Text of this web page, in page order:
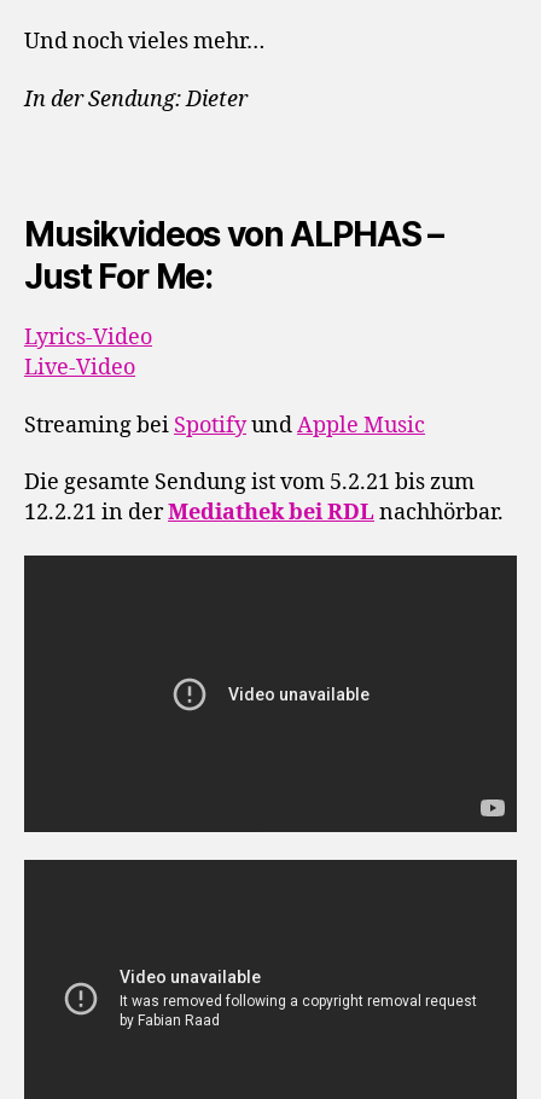
Und noch vieles mehr…
In der Sendung: Dieter
Musikvideos von ALPHAS –
Just For Me:
Lyrics-Video
Live-Video
Streaming bei SpotifyundApple Music
Die gesamte Sendung ist vom 5.2.21 bis zum
12.2.21 in derMediathek bei RDLnachhörbar.